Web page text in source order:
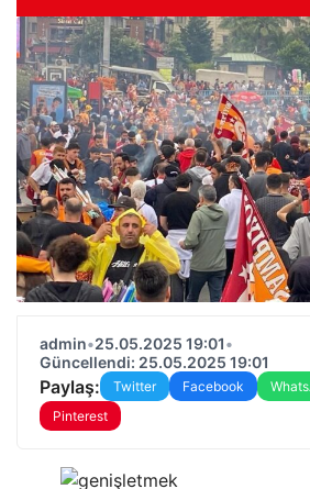
admin•25.05.2025 19:01•
Güncellendi: 25.05.2025 19:01
Paylaş: Twitter Facebook
Pinterest